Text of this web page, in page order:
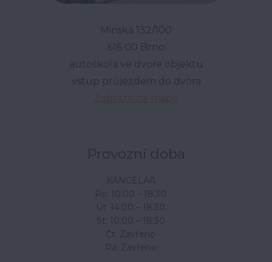
Minská 132/100
616 00 Brno
autoškola ve dvoře objektu
vstup průjezdem do dvora
Provozní doba
KANCELÁŘ
Po: 10:00 – 18:30
Út: 14:00 – 18:30
St: 10:00 – 18:30
Čt: Zavřeno
Pá: Zavřeno